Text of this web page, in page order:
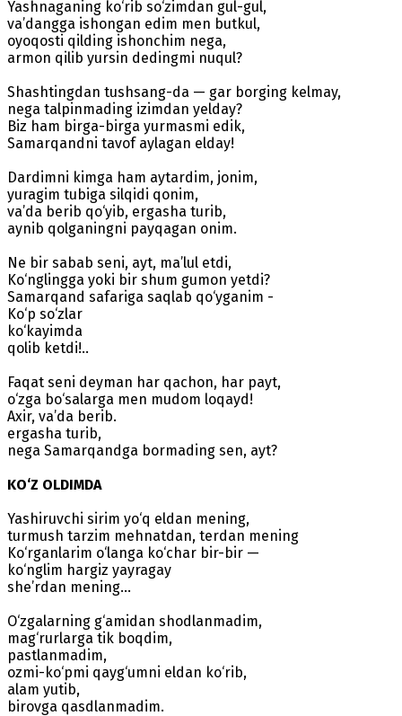
Yashnaganing ko‘rib so‘zimdan gul-gul,
va’dangga ishongan edim men butkul,
oyoqosti qilding ishonchim nega,
armon qilib yursin dedingmi nuqul?
Shashtingdan tushsang-da — gar borging kelmay,
nega talpinmading izimdan yelday?
Biz ham birga-birga yurmasmi edik,
Samarqandni tavof aylagan elday!
Dardimni kimga ham aytardim, jonim,
yuragim tubiga silqidi qonim,
va’da berib qo‘yib, ergasha turib,
aynib qolganingni payqagan onim.
Ne bir sabab seni, ayt, ma’lul etdi,
Ko‘nglingga yoki bir shum gumon yetdi?
Samarqand safariga saqlab qo‘yganim -
Ko‘p so‘zlar
ko‘kayimda
qolib ketdi!..
Faqat seni deyman har qachon, har payt,
o‘zga bo‘salarga men mudom loqayd!
Axir, va’da berib.
ergasha turib,
nega Samarqandga bormading sen, ayt?
KO‘Z OLDIMDA
Yashiruvchi sirim yo‘q eldan mening,
turmush tarzim mehnatdan, terdan mening
Ko‘rganlarim o‘langa ko‘char bir-bir —
ko‘nglim hargiz yayragay
she’rdan mening...
O‘zgalarning g‘amidan shodlanmadim,
mag‘rurlarga tik boqdim,
pastlanmadim,
ozmi-ko‘pmi qayg‘umni eldan ko‘rib,
alam yutib,
birovga qasdlanmadim.